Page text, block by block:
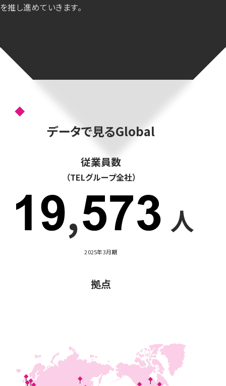
を推し進めていきます。
データで見るGlobal
従業員数
（TELグループ全社）
2025年3月期
拠点